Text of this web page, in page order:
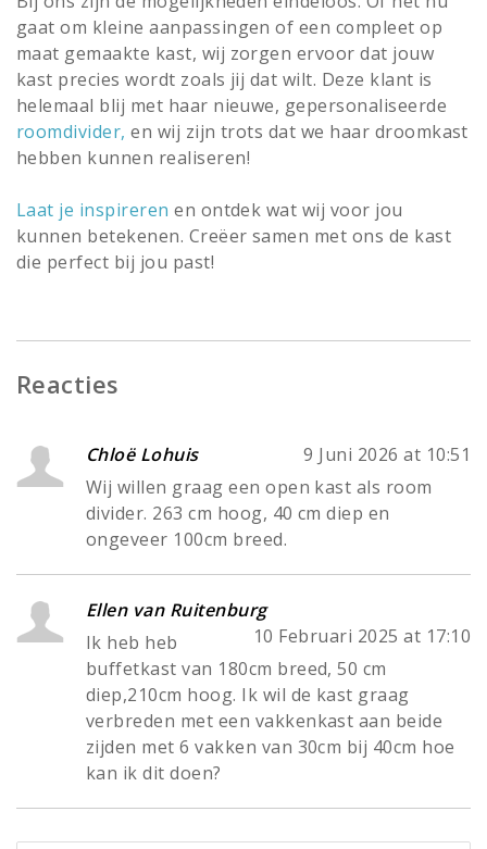
gaat om kleine aanpassingen of een compleet op
maat gemaakte kast, wij zorgen ervoor dat jouw
kast precies wordt zoals jij dat wilt. Deze klant is
helemaal blij met haar nieuwe, gepersonaliseerde
roomdivider, en wij zijn trots dat we haar droomkast
hebben kunnen realiseren!
Laat je inspireren en ontdek wat wij voor jou
kunnen betekenen. Creëer samen met ons de kast
die perfect bij jou past!
Reacties
Chloë Lohuis
9 Juni 2026 at 10:51
Wij willen graag een open kast als room
divider. 263 cm hoog, 40 cm diep en
ongeveer 100cm breed.
Ellen van Ruitenburg
10 Februari 2025 at 17:10
Ik heb heb
buffetkast van 180cm breed, 50 cm
diep,210cm hoog. Ik wil de kast graag
verbreden met een vakkenkast aan beide
zijden met 6 vakken van 30cm bij 40cm hoe
kan ik dit doen?